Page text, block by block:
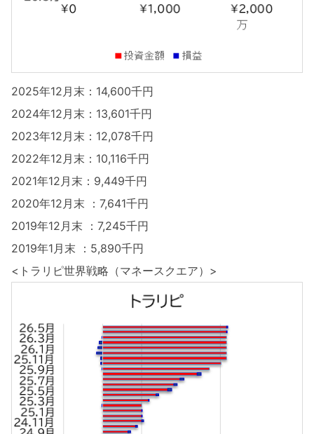
2025年12月末：14,600千円
2024年12月末：13,601千円
2023年12月末：12,078千円
2022年12月末：10,116千円
2021年12月末：9,449千円
2020年12月末 ：7,641千円
2019年12月末 ：7,245千円
2019年1月末 ：5,890千円
<トラリピ世界戦略（マネースクエア）>